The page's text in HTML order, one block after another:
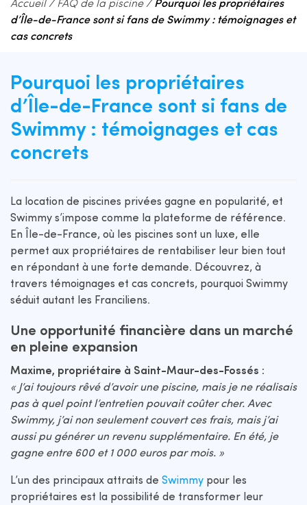
Accueil/ FAQ de la piscine/ Pourquoi les propriétaires
d’Île-de-France sont si fans de Swimmy : témoignages et
cas concrets
Pourquoi les propriétaires
d’Île-de-France sont si fans de
Swimmy : témoignages et cas
concrets
La location de piscines privées gagne en popularité, et
Swimmy s’impose comme la plateforme de référence.
En Île-de-France, où les piscines sont un luxe, elle
permet aux propriétaires de rentabiliser leur bien tout
en répondant à une forte demande. Découvrez, à
travers témoignages et cas concrets, pourquoi Swimmy
séduit autant les Franciliens.
Une opportunité financière dans un marché
en pleine expansion
Maxime, propriétaire à Saint-Maur-des-Fossés :
« J’ai toujours rêvé d’avoir une piscine, mais je ne réalisais
pas à quel point l’entretien pouvait coûter cher. Avec
Swimmy, j’ai non seulement couvert ces frais, mais j’ai
aussi pu générer un revenu supplémentaire. En été, je
gagne entre 600 et 1 000 euros par mois. »
L’un des principaux attraits de Swimmy pour les
propriétaires est la possibilité de transformer leur